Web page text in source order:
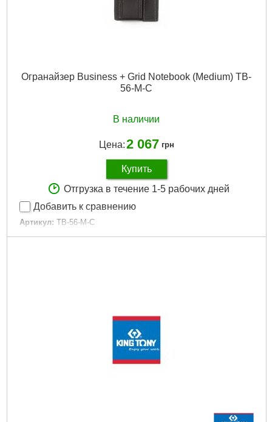
Огранайзер Business + Grid Notebook (Medium) TB-
56-M-C
В наличии
Цена:2 067 грн
Купить
Отгрузка в течение 1-5 рабочих дней
Добавить к сравнению
Артикул: TB-56-M-C
Код товара: 28.86.74